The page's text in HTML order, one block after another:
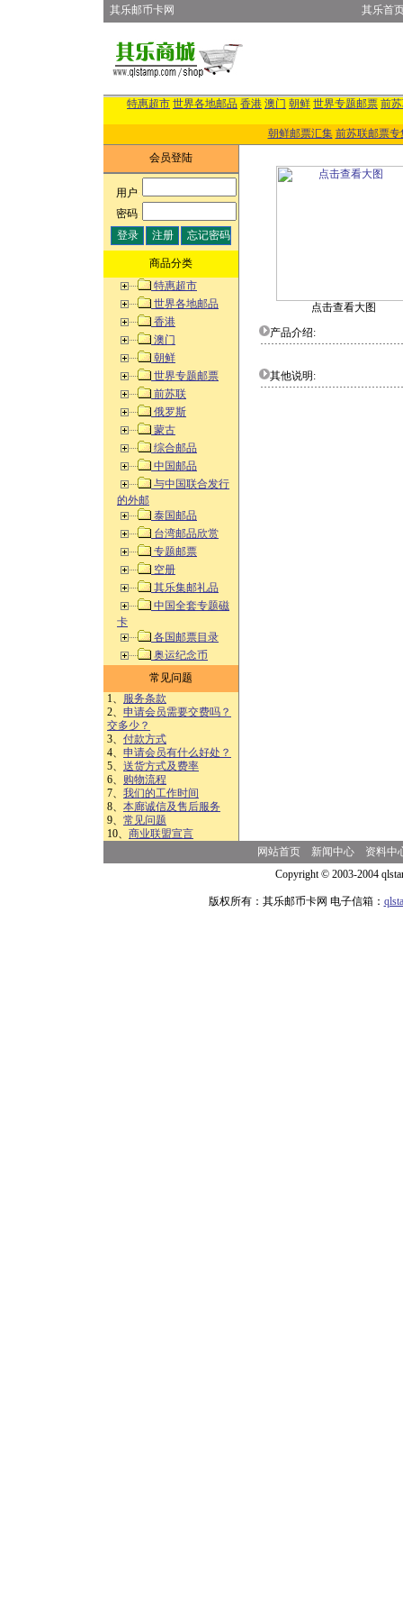
其乐邮币卡网 其乐首
特惠超市 世界各地邮品 香港 澳门 朝鲜 世界专题邮票 前
朝鲜邮票汇集 前苏联邮票专
会员登陆
用户:
密码:
商品分类
特惠超市
世界各地邮品
香港
澳门
朝鲜
世界专题邮票
前苏联
俄罗斯
蒙古
综合邮品
中国邮品
与中国联合发行
的外邮
泰国邮品
台湾邮品欣赏
专题邮票
空册
其乐集邮礼品
中国全套专题磁
卡
各国邮票目录
奥运纪念币
常见问题
1、 服务条款
2、 申请会员需要交费吗？
交多少？
3、 付款方式
4、 申请会员有什么好处？
5、 送货方式及费率
6、 购物流程
7、 我们的工作时间
8、 本廊诚信及售后服务
9、 常见问题
10、 商业联盟宣言
点击查看大图
产品介绍:
其他说明:
网站首页 新闻中心
资料中
Copyright © 2003-2004
版权所有：其乐邮币卡网 电子信箱：